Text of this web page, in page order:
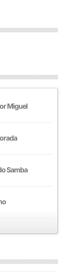
Miguel
Samba